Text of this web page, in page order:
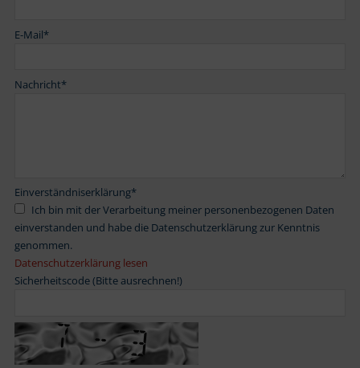
E-Mail*
Nachricht*
Einverständniserklärung*
einverstanden und habe die Datenschutzerklärung zur Kenntnis
genommen.
Datenschutzerklärung lesen
Sicherheitscode (Bitte ausrechnen!)